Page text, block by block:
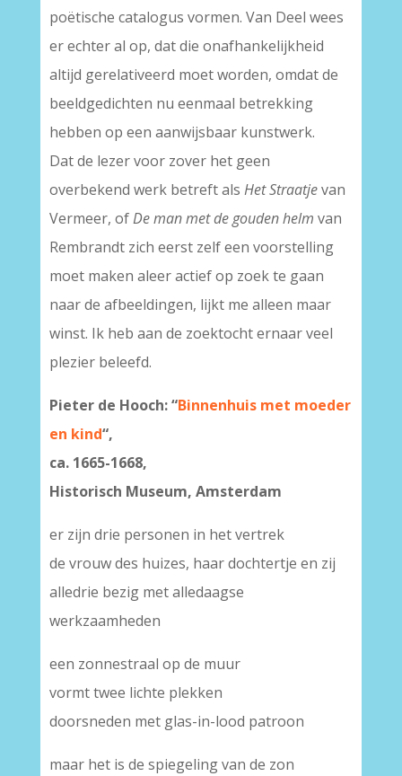
poëtische catalogus vormen. Van Deel wees
er echter al op, dat die onafhankelijkheid
altijd gerelativeerd moet worden, omdat de
beeldgedichten nu eenmaal betrekking
hebben op een aanwijsbaar kunstwerk.
Dat de lezer voor zover het geen
overbekend werk betreft als Het Straatjevan
Vermeer, ofDe man met de gouden helm van
Rembrandt zich eerst zelf een voorstelling
moet maken aleer actief op zoek te gaan
naar de afbeeldingen, lijkt me alleen maar
winst. Ik heb aan de zoektocht ernaar veel
plezier beleefd.
Pieter de Hooch: “Binnenhuis met moeder
en kind“,
ca. 1665-1668,
Historisch Museum, Amsterdam
er zijn drie personen in het vertrek
de vrouw des huizes, haar dochtertje en zij
alledrie bezig met alledaagse
werkzaamheden
een zonnestraal op de muur
vormt twee lichte plekken
doorsneden met glas-in-lood patroon
maar het is de spiegeling van de zon